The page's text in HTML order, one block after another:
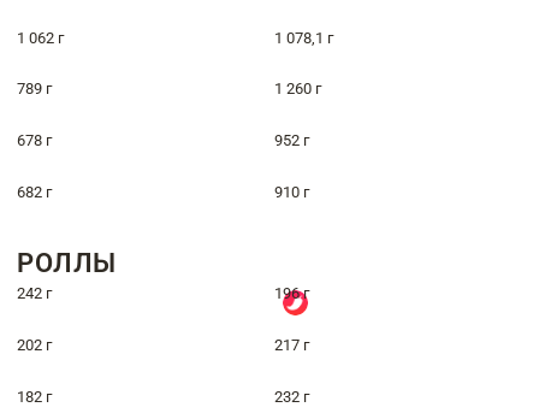
1 062 г 1 078,1 г
789 г 1 260 г
678 г 952 г
682 г 910 г
РОЛЛЫ
242 г 196 г
202 г 217 г
182 г 232 г